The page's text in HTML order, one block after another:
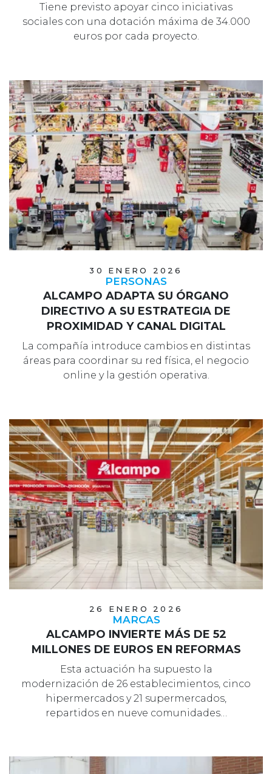
Tiene previsto apoyar cinco iniciativas
sociales con una dotación máxima de 34.000
euros por cada proyecto.
30 ENERO 2026
PERSONAS
ALCAMPO ADAPTA SU ÓRGANO
DIRECTIVO A SU ESTRATEGIA DE
PROXIMIDAD Y CANAL DIGITAL
La compañía introduce cambios en distintas
áreas para coordinar su red física, el negocio
online y la gestión operativa.
26 ENERO 2026
MARCAS
ALCAMPO INVIERTE MÁS DE 52
MILLONES DE EUROS EN REFORMAS
Esta actuación ha supuesto la
modernización de 26 establecimientos, cinco
hipermercados y 21 supermercados,
repartidos en nueve comunidades…